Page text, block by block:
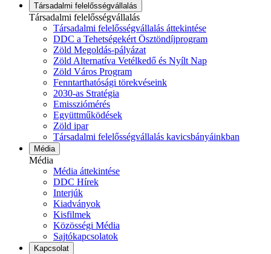
Társadalmi felelősségvállalás
Társadalmi felelősségvállalás
Társadalmi felelősségvállalás áttekintése
DDC a Tehetségekért Ösztöndíjprogram
Zöld Megoldás-pályázat
Zöld Alternatíva Vetélkedő és Nyílt Nap
Zöld Város Program
Fenntarthatósági törekvéseink
2030-as Stratégia
Emissziómérés
Együttműködések
Zöld ipar
Társadalmi felelősségvállalás kavicsbányáinkban
Média
Média
Média áttekintése
DDC Hírek
Interjúk
Kiadványok
Kisfilmek
Közösségi Média
Sajtókapcsolatok
Kapcsolat